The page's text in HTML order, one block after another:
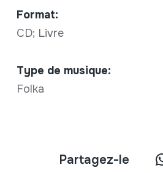
Format:
CD; Livre
Type de musique:
Folka
Partagez-le